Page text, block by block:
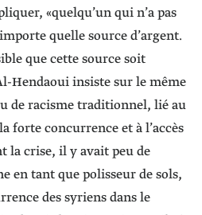
«quelqu’un qui n’a pas
quelle source d’argent.
que cette source soit
Hendaoui insiste sur le même
de racisme traditionnel, lié au
forte concurrence et à l’accès
la crise, il y avait peu de
en tant que polisseur de sols,
des syriens dans le